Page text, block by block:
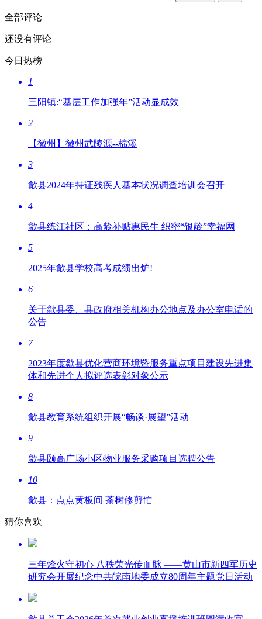
全部评论
还没有评论
今日热榜
1
三阳镇:“基层工作加强年”活动显成效
2
【徽州】徽州武陵源--棉溪
3
歙县2024年持证残疾人基本状况调查培训会召开
4
歙县练江社区：高龄补贴惠民生 织密“银龄”幸福网
5
2025年歙县学校高考成绩出炉!
6
关于歙县委、县政府相关机构办公地点及办公室电话的
公告
7
2023年度歙县优化营商环境暨服务重点项目建设先进集
体和先进个人拟评选表彰对象公示
8
歙县教育系统组织开展“畅谈·展望”活动
9
歙县颐高广场小区物业服务采购项目选聘公告
10
歙县：点点黄板间 茶树修剪忙
猜你喜欢
三年烽火守初心 八秩荣光传血脉 ——黄山市新四军历史
研究会开展纪念中共皖南地委成立80周年主题党日活动